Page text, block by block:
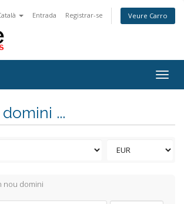
Entrada Registrar-se Veure Carro
...
nou domini